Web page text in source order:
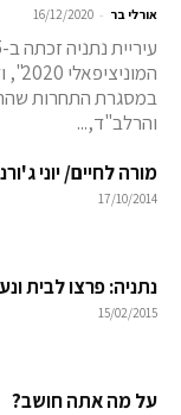
אורלי בר -
16/12/2020
במסגרת התחרות
והרלב"ד,...
מורה לחיים/ יוני
17/10/2014
נתניה: פרצו לבית
15/02/2015
על מה אתה חושב?